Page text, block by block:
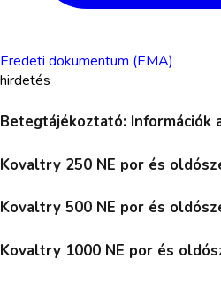
Eredeti dokumentum (EMA)
hirdetés
Betegtájékoztató: Információk
Kovaltry 250 NE por és
Kovaltry 500 NE por és
Kovaltry 1000 NE por és